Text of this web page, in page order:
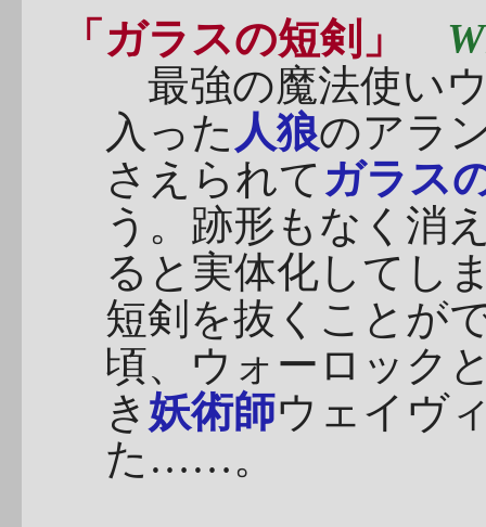
「ガラスの短剣」
最強の魔法使い
入った 人狼のアラ
さえられて ガラス
う。跡形もなく消
ると実体化してし
短剣を抜くことが
頃、ウォーロック
き 妖術師ウェイヴ
た……。